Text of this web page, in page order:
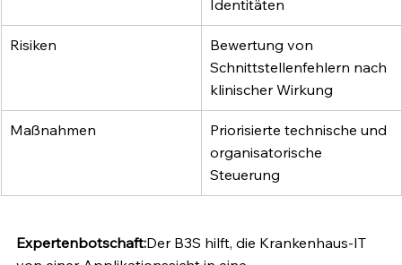
Identitäten
Risiken
Bewertung von
Schnittstellenfehlern nach
klinischer Wirkung
Maßnahmen
Priorisierte technische und
organisatorische
Steuerung
Expertenbotschaft:Der B3S hilft, die Krankenhaus-IT